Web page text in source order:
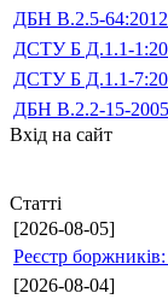
ДБН В.2.5-64:2012
ДСТУ Б Д.1.1-
ДСТУ Б Д.1.1-
ДБН В.2.2-15-
Вхід на сайт
Статті
[2026-08-05]
Реєстр боржників:
[2026-08-04]